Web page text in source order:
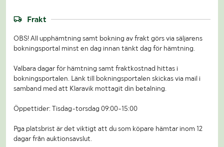
Frakt
OBS! All upphämtning samt bokning av frakt görs via säljarens
bokningsportal minst en dag innan tänkt dag för hämtning.
Valbara dagar för hämtning samt fraktkostnad hittas i
bokningsportalen. Länk till bokningsportalen skickas via mail i
samband med att Klaravik mottagit din betalning.
Öppettider: Tisdag-torsdag 09:00-15:00
Pga platsbrist är det viktigt att du som köpare hämtar inom 12
dagar från auktionsavslut.